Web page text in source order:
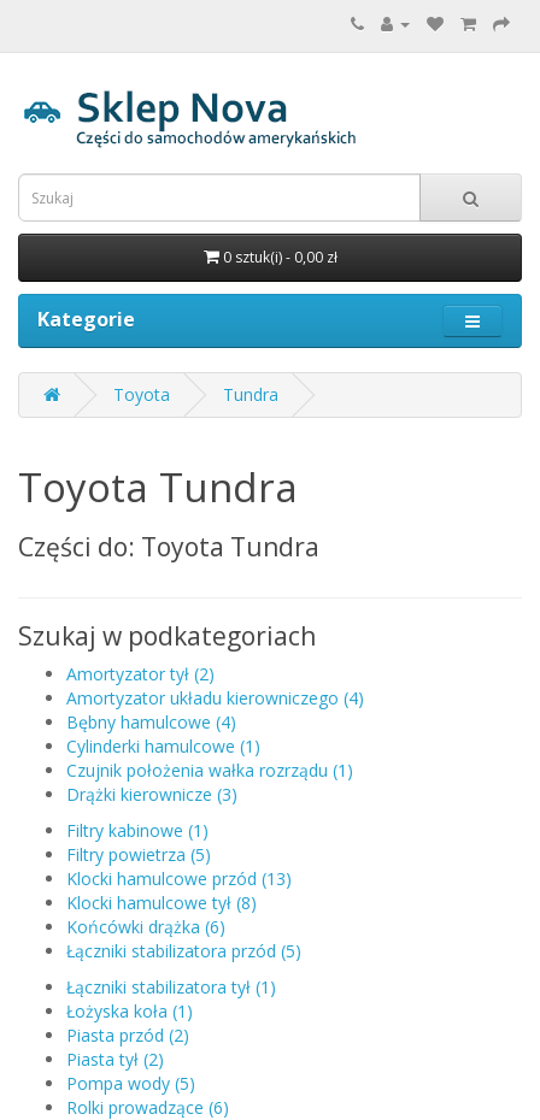
0 sztuk(i) - 0,00 zł
Kategorie
Toyota Tundra
Toyota Tundra
Części do: Toyota Tundra
Szukaj w podkategoriach
Amortyzator tył (2)
Amortyzator układu kierowniczego (4)
Bębny hamulcowe (4)
Cylinderki hamulcowe (1)
Czujnik położenia wałka rozrządu (1)
Drążki kierownicze (3)
Filtry kabinowe (1)
Filtry powietrza (5)
Klocki hamulcowe przód (13)
Klocki hamulcowe tył (8)
Końcówki drążka (6)
Łączniki stabilizatora przód (5)
Łączniki stabilizatora tył (1)
Łożyska koła (1)
Piasta przód (2)
Piasta tył (2)
Pompa wody (5)
Rolki prowadzące (6)